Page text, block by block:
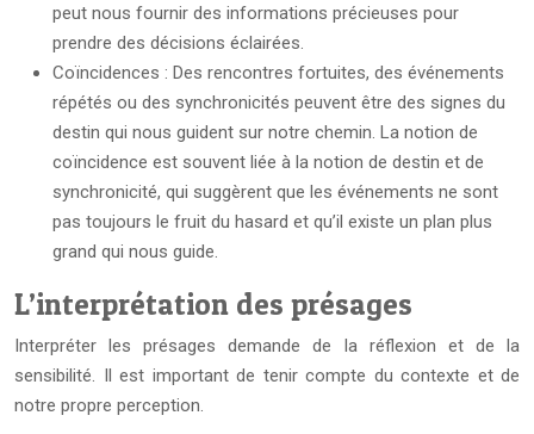
peut nous fournir des informations précieuses pour
prendre des décisions éclairées.
Coïncidences : Des rencontres fortuites, des événements
répétés ou des synchronicités peuvent être des signes du
destin qui nous guident sur notre chemin. La notion de
coïncidence est souvent liée à la notion de destin et de
synchronicité, qui suggèrent que les événements ne sont
pas toujours le fruit du hasard et qu’il existe un plan plus
grand qui nous guide.
L’interprétation des présages
Interpréter les présages demande de la réflexion et de la
sensibilité. Il est important de tenir compte du contexte et de
notre propre perception.